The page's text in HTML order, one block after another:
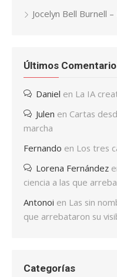
Jocelyn Bell Burnell
Últimos
Daniel en La IA
Julen en Cartas
marcha
Fernando en Los tres
Lorena Fernández
ciencia a las que
Antonoi en Las sin
que arrebataron su
Categorías